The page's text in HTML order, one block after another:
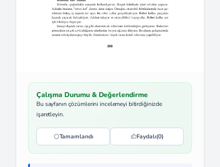
Çalışma Durumu & Değerlendirme
Bu sayfanın çözümlerini incelemeyi bitirdiğinizde
işaretleyin.
Tamamlandı Faydalı(0)